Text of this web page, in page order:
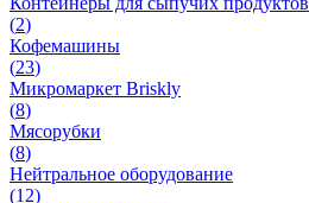
(2)
Кофемашины
(23)
Микромаркет Briskly
(8)
Мясорубки
(8)
Нейтральное оборудование
(12)